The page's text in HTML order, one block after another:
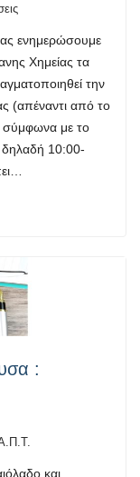
ενημερώσουμε
Χημείας τα
την
(απέναντι από το
σύμφωνα με το
10:00-
:
και